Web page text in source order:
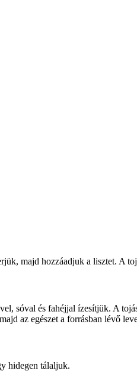
majd hozzáadjuk a lisztet. A
sóval és fahéjjal ízesítjük. A
az egészet a forrásban lévő
hidegen tálaljuk.